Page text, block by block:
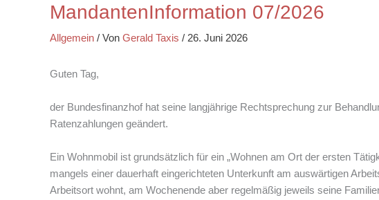
MandantenInformation 07/2026
Allgemein / Von Gerald Taxis / 26. Juni 2026
Guten Tag,
der Bundesfinanzhof hat seine langjährige Rechtsprechung zur
Ratenzahlungen geändert.
Ein Wohnmobil ist grundsätzlich für ein „Wohnen am Ort der ersten
mangels einer dauerhaft eingerichteten Unterkunft am auswärtigen
Arbeitsort wohnt, am Wochenende aber regelmäßig jeweils seine